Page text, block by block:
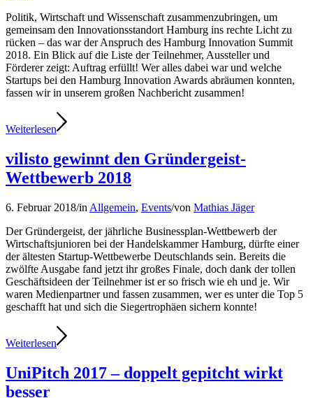
Politik, Wirtschaft und Wissenschaft zusammenzubringen, um
gemeinsam den Innovationsstandort Hamburg ins rechte Licht zu
rücken – das war der Anspruch des Hamburg Innovation Summit
2018. Ein Blick auf die Liste der Teilnehmer, Aussteller und
Förderer zeigt: Auftrag erfüllt! Wer alles dabei war und welche
Startups bei den Hamburg Innovation Awards abräumen konnten,
fassen wir in unserem großen Nachbericht zusammen!
Weiterlesen
vilisto gewinnt den Gründergeist-
Wettbewerb 2018
6. Februar 2018/in Allgemein, Events/von Mathias Jäger
Der Gründergeist, der jährliche Businessplan-Wettbewerb der
Wirtschaftsjunioren bei der Handelskammer Hamburg, dürfte einer
der ältesten Startup-Wettbewerbe Deutschlands sein. Bereits die
zwölfte Ausgabe fand jetzt ihr großes Finale, doch dank der tollen
Geschäftsideen der Teilnehmer ist er so frisch wie eh und je. Wir
waren Medienpartner und fassen zusammen, wer es unter die Top 5
geschafft hat und sich die Siegertrophäen sichern konnte!
Weiterlesen
UniPitch 2017 – doppelt gepitcht wirkt
besser